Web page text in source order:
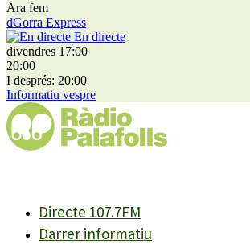
Ara fem
dGorra Express
En directe
divendres 17:00
20:00
I després: 20:00
Informatiu vespre
Directe 107.7FM
Darrer informatiu